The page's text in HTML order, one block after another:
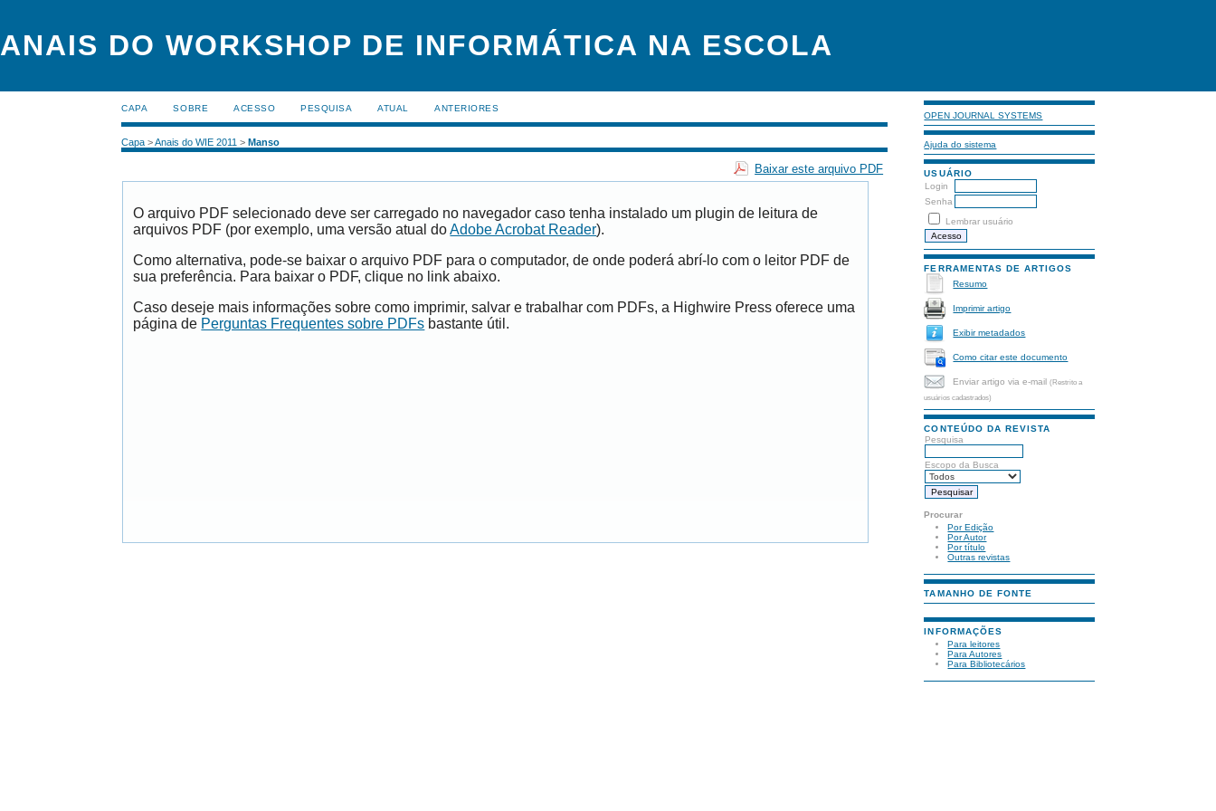
ANAIS DO WORKSHOP DE INFORMÁTICA NA ESCOLA
OPEN JOURNAL SYSTEMS
Ajuda do sistema
USUÁRIO
Login
Senha
Lembrar usuário
FERRAMENTAS DE ARTIGOS
Resumo
Imprimir artigo
Exibir metadados
Como citar este documento
Enviar artigo via e-mail(Restrito a
usuários cadastrados)
CONTEÚDO DA REVISTA
Pesquisa
Escopo da Busca
Procurar
Por Edição
Por Autor
Por título
Outras revistas
TAMANHO DE FONTE
INFORMAÇÕES
Para leitores
Para Autores
Para Bibliotecários
CAPA SOBRE ACESSO PESQUISA ATUAL ANTERIORES
Capa >Anais do WIE 2011 >Manso
Baixar este arquivo PDF
O arquivo PDF selecionado deve ser carregado no navegador caso tenha instalado um plugin de leitura de
arquivos PDF (por exemplo, uma versão atual doAdobe Acrobat Reader).
Como alternativa, pode-se baixar o arquivo PDF para o computador, de onde poderá abrí-lo com o leitor PDF de
sua preferência. Para baixar o PDF, clique no link abaixo.
Caso deseje mais informações sobre como imprimir, salvar e trabalhar com PDFs, a Highwire Press oferece uma
página de Perguntas Frequentes sobre PDFs bastante útil.